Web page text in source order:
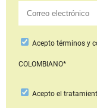
Aceptotérminos y
COLOMBIANO*
Acepto el